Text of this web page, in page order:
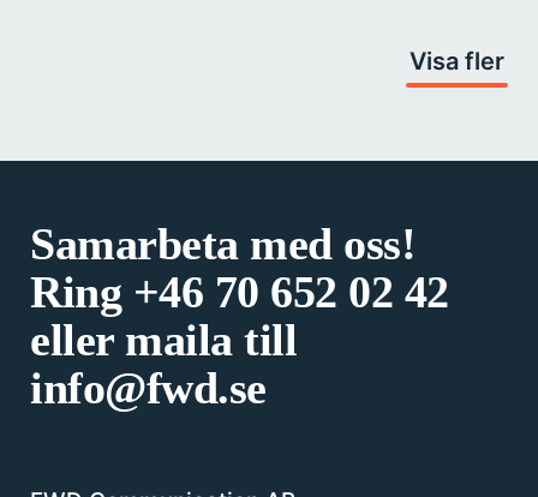
Visa fler
Samarbeta med oss!
Ring +46 70 652 02 42
eller maila till
info@fwd.se